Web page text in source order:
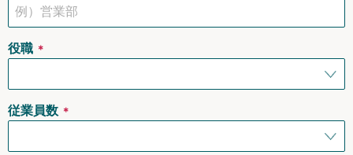
役職 ＊
従業員数 ＊